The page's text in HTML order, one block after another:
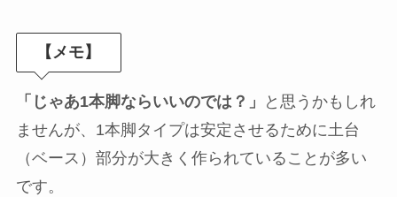
【メモ】
「じゃあ1本脚ならいいのでは？」
と思うかもしれ
ませんが、1本脚タイプは安定させるために土台
（ベース）部分が大きく作られていることが多い
です。